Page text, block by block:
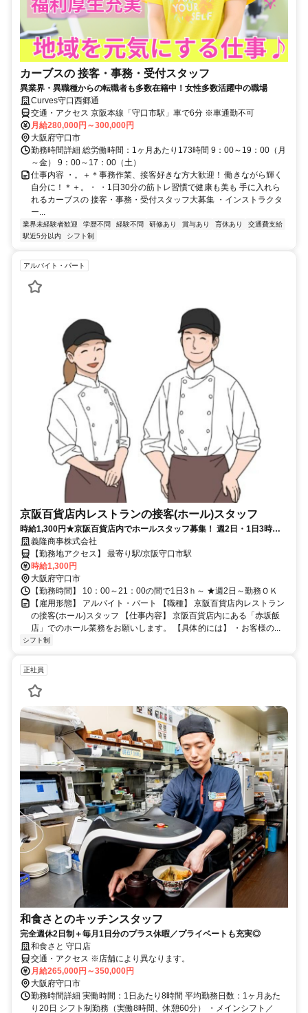
カーブスの 接客・事務・受付スタッフ
異業界・異職種からの転職者も多数在籍中！女性多数活躍中の職場
Curves守口西郷通
交通・アクセス 京阪本線「守口市駅」車で6分 ※車通勤不可
月給280,000円～300,000円
大阪府守口市
勤務時間詳細 総労働時間：1ヶ月あたり173時間 9：00～19：00（月
～金） 9：00～17：00（土）
仕事内容 ・。＋＊事務作業、接客好きな方大歓迎！ 働きながら輝く
自分に！＊＋。・ ・1日30分の筋トレ習慣で健康も美も 手に入れら
れるカーブスの 接客・事務・受付スタッフ大募集 ・インストラクタ
ー...
業界未経験者歓迎 学歴不問 経験不問 研修あり 賞与あり 育休あり
交通費支給
駅近5分以内
シフト制
アルバイト・パート
京阪百貨店内レストランの接客(ホール)スタッフ
時給1,300円★京阪百貨店内でホールスタッフ募集！ 週2日・1日3時間
～OK♪未経験の方もお気軽にご応募ください★
義隆商事株式会社
【勤務地アクセス】 最寄り駅/京阪守口市駅
時給1,300円
大阪府守口市
【勤務時間】 10：00～21：00の間で1日3ｈ～ ★週2日～勤務ＯＫ
【雇用形態】 アルバイト・パート 【職種】 京阪百貨店内レストラン
の接客(ホール)スタッフ 【仕事内容】 京阪百貨店内にある「赤坂飯
店」でのホール業務をお願いします。 【具体的には】 ・お客様の...
シフト制
正社員
和食さとのキッチンスタッフ
完全週休2日制＋毎月1日分のプラス休暇／プライベートも充実◎
和食さと 守口店
交通・アクセス ※店舗により異なります。
月給265,000円～350,000円
大阪府守口市
勤務時間詳細 実働時間：1日あたり8時間 平均勤務日数：1ヶ月あた
り20日 シフト制勤務（実働8時間、休憩60分） ・メインシフト／